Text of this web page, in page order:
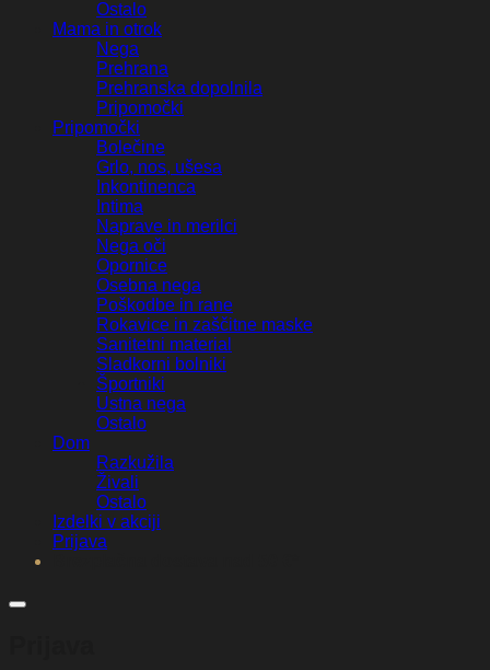
Ostalo
Mama in otrok
Nega
Prehrana
Prehranska dopolnila
Pripomočki
Pripomočki
Bolečine
Grlo, nos, ušesa
Inkontinenca
Intima
Naprave in merilci
Nega oči
Opornice
Osebna nega
Poškodbe in rane
Rokavice in zaščitne maske
Sanitetni material
Sladkorni bolniki
Športniki
Ustna nega
Ostalo
Dom
Razkužila
Živali
Ostalo
Izdelki v akciji
Prijava